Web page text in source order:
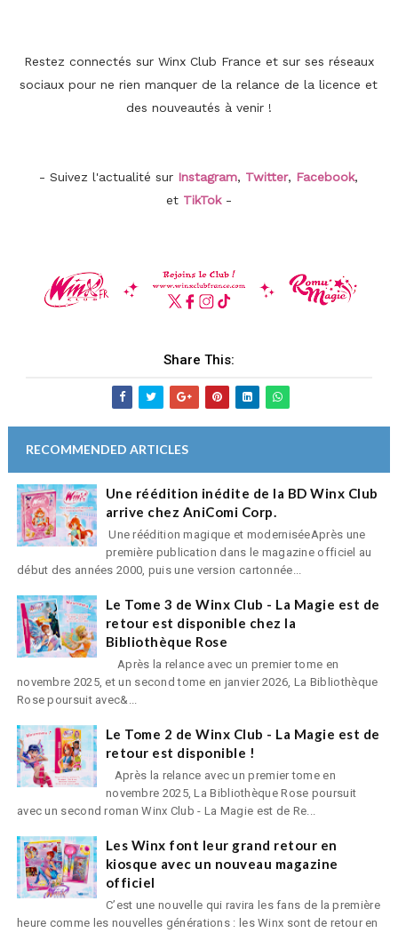
Restez connectés sur Winx Club France et sur ses réseaux
sociaux pour ne rien manquer de la relance de la licence et
des nouveautés à venir !
- Suivez l'actualité sur Instagram, Twitter, Facebook,
et TikTok-
Share This:
RECOMMENDED ARTICLES
Une réédition inédite de la BD Winx Club
arrive chez AniComi Corp.
Une réédition magique et moderniséeAprès une
première publication dans le magazine officiel au
début des années 2000, puis une version cartonnée...
Le Tome 3 de Winx Club - La Magie est de
retour est disponible chez la
Bibliothèque Rose
Après la relance avec un premier tome en
novembre 2025, et un second tome en janvier 2026, La Bibliothèque
Rose poursuit avec&...
Le Tome 2 de Winx Club - La Magie est de
retour est disponible !
Après la relance avec un premier tome en
novembre 2025, La Bibliothèque Rose poursuit
avec un second roman Winx Club - La Magie est de Re...
Les Winx font leur grand retour en
kiosque avec un nouveau magazine
officiel
C’est une nouvelle qui ravira les fans de la première
heure comme les nouvelles générations : les Winx sont de retour en